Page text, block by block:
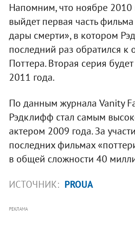
Напомним, что ноябре 2010
выйдет первая часть
дары смерти», в котором
последний раз обратился к
Поттера. Вторая серия
2011 года.
По данным журнала Vanity
Рэдклифф стал самым
актером 2009 года. За
последних фильмах
в общей сложности 40
ИСТОЧНИК: PROUA
РЕКЛАМА